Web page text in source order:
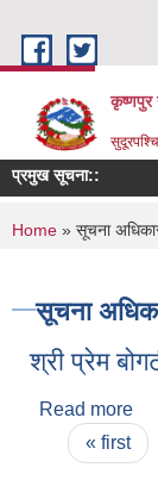
कृष्णपुर
प्रमुख सूचना::
You are
Home » सूचना
सूचना
श्री प्रेम
Read more
Pages
« first